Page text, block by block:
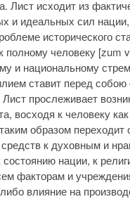
Лист исходит из
и идеальных сил
исторического
полному человеку [zum
и национальному
ставит перед
прослеживает
восходя к человеку
образом переходит
средств к духовным и
нации, к
факторам и
влияние на